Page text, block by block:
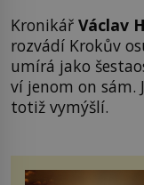
Kronikář Václav
rozvádí Krokův
umírá jako
ví jenom on sám.
totiž vymýšlí.